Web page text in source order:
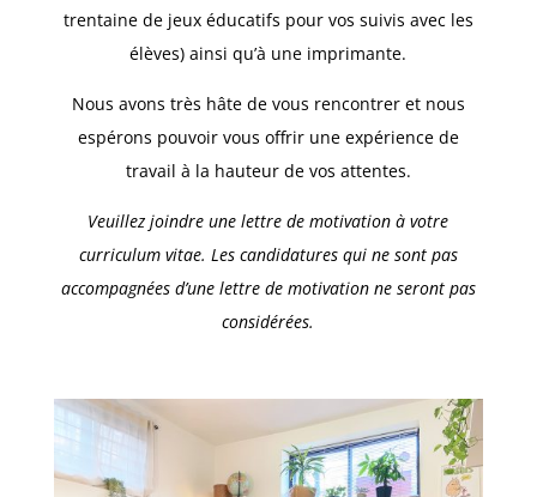
trentaine de jeux éducatifs pour vos suivis avec les
élèves) ainsi qu’à une imprimante.
Nous avons très hâte de vous rencontrer et nous
espérons pouvoir vous offrir une expérience de
travail à la hauteur de vos attentes.
Veuillez joindre une lettre de motivation à votre
curriculum vitae. Les candidatures qui ne sont pas
accompagnées d’une lettre de motivation ne seront pas
considérées.